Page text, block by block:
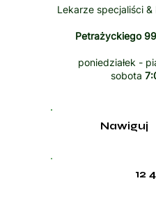
Lekarze specjaliści
Petrażyckiego
poniedziałek -
sobota
12
Nawiguj